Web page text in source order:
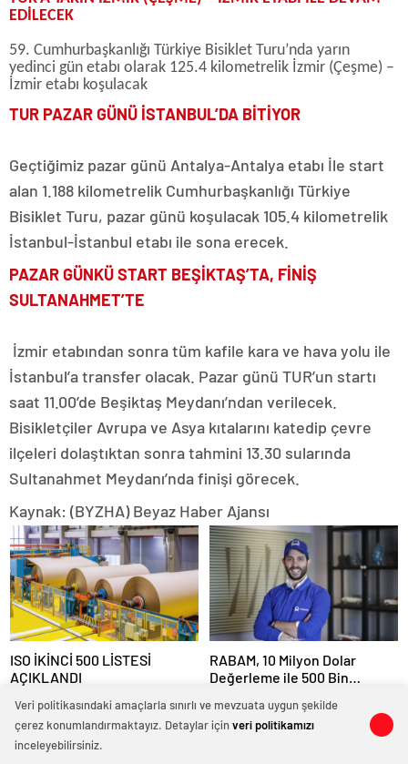
0 0
0 0
0 0
EDİLECEK
59. Cumhurbaşkanlığı Türkiye Bisiklet Turu’nda yarın
yedinci gün etabı olarak 125.4 kilometrelik İzmir (Çeşme) –
İzmir etabı koşulacak
TUR PAZAR GÜNÜ İSTANBUL’DA BİTİYOR
Geçtiğimiz pazar günü Antalya-Antalya etabı İle start
alan 1.188 kilometrelik Cumhurbaşkanlığı Türkiye
Bisiklet Turu, pazar günü koşulacak 105.4 kilometrelik
İstanbul-İstanbul etabı ile sona erecek.
PAZAR GÜNKÜ START BEŞİKTAŞ’TA, FİNİŞ
SULTANAHMET’TE
İzmir etabından sonra tüm kafile kara ve hava yolu ile
İstanbul’a transfer olacak. Pazar günü TUR’un startı
saat 11.00’de Beşiktaş Meydanı’ndan verilecek.
Bisikletçiler Avrupa ve Asya kıtalarını katedip çevre
ilçeleri dolaştıktan sonra tahmini 13.30 sularında
Sultanahmet Meydanı’nda finişi görecek.
Kaynak: (BYZHA) Beyaz Haber Ajansı
ISO İKİNCİ 500 LİSTESİ
AÇIKLANDI
RABAM, 10 Milyon Dolar
Değerleme ile 500 Bin
0 0
Veri politikasındaki amaçlarla sınırlı ve mevzuata uygun şekilde
çerez konumlandırmaktayız. Detaylar içinveri politikamızı
inceleyebilirsiniz.